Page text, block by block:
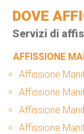
DOVE
Servizi di
AFFISSIONE
Affissione
Affissione
Affissione
Affissione